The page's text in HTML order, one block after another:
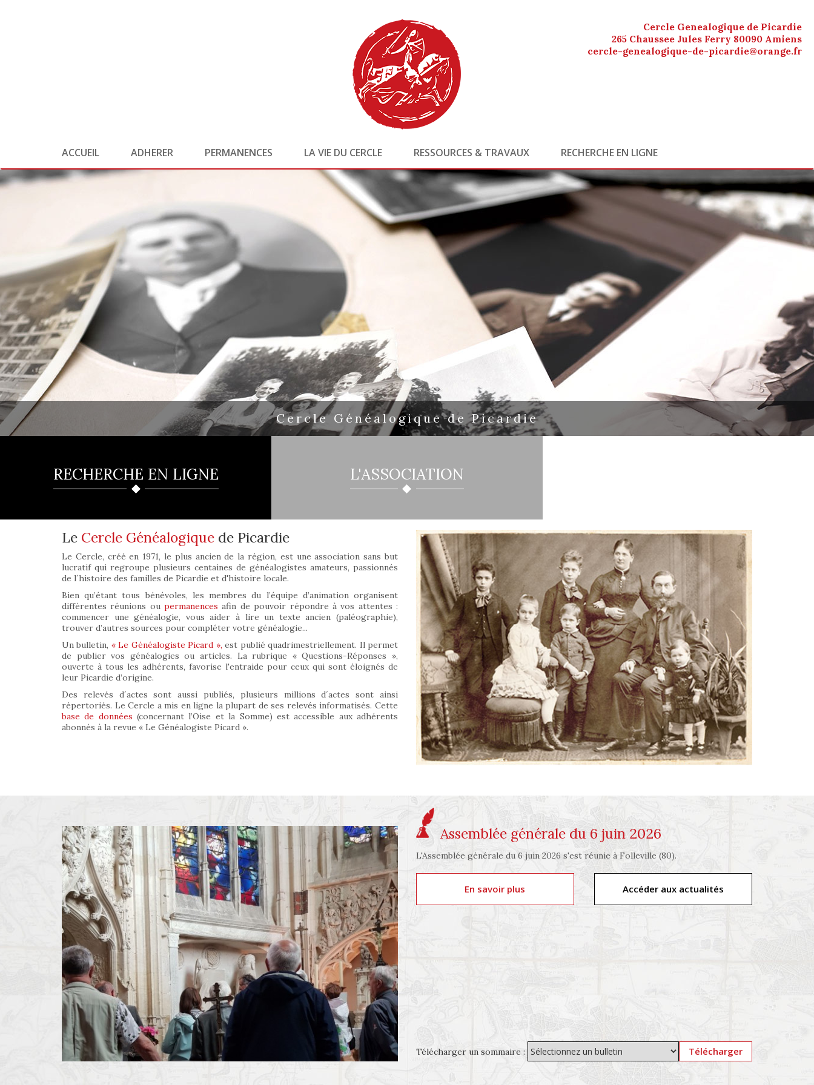
Cercle Genealogique de Picardie
265 Chaussee Jules Ferry 80090 Amiens
cercle-genealogique-de-picardie@orange.fr
ACCUEIL ADHERER PERMANENCES LA VIE DU CERCLE RESSOURCES & TRAVAUX RECHERCHE EN LIGNE
Cercle Généalogique de Picardie
RECHERCHE EN LIGNE L'ASSOCIATION
Le Cercle Généalogique de Picardie
Le Cercle, créé en 1971, le plus ancien de la région, est une association sans but
lucratif qui regroupe plusieurs centaines de généalogistes amateurs, passionnés
de l´histoire des familles de Picardie et d'histoire locale.
Bien qu’étant tous bénévoles, les membres du l’équipe d’animation organisent
différentes réunions oupermanences afin de pouvoir répondre à vos attentes :
commencer une généalogie, vous aider à lire un texte ancien (paléographie),
trouver d’autres sources pour compléter votre généalogie...
Un bulletin, « Le Généalogiste Picard », est publié quadrimestriellement. Il permet
de publier vos généalogies ou articles. La rubrique « Questions-Réponses »,
ouverte à tous les adhérents, favorise l'entraide pour ceux qui sont éloignés de
leur Picardie d’origine.
Des relevés d´actes sont aussi publiés, plusieurs millions d´actes sont ainsi
répertoriés. Le Cercle a mis en ligne la plupart de ses relevés informatisés. Cette
base de données (concernant l’Oise et la Somme) est accessible aux adhérents
abonnés à la revue « Le Généalogiste Picard ».
Assemblée générale du 6 juin 2026
L'Assemblée générale du 6 juin 2026 s'est réunie à Folleville (80).
En savoir plus Accéder aux actualités
Télécharger un sommaire : Télécharger